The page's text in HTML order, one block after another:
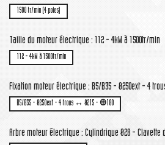
1500 tr/min (4 poles)
Taille du moteur électrique : 112 - 4kW à 1500tr/min
112 - 4kW à 1500tr/min
Fixation moteur électrique : B5/B35 - Ø250ext - 4
B5/B35 - Ø250ext - 4 trous ↔ Ø215 - Ꚛ180
Arbre moteur électrique : Cylindrique Ø28 - Clavette